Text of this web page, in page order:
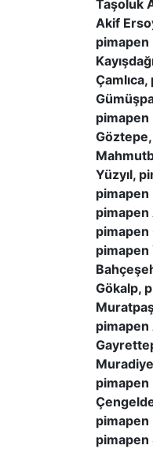
Taşoluk
Akif
pimapen
pimapen
Yüzyıl,
pimapen
pimapen
pimapen
pimapen
Gökalp,
pimapen
pimapen
pimapen
pimapen